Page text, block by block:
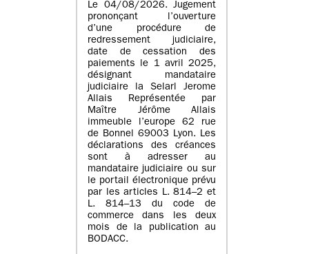
Le 04/08/2026. Jugement
prononçant l’ouverture
d’une procédure de
redressement judiciaire,
date de cessation des
paiements le 1 avril 2025,
désignant mandataire
judiciaire la Selarl Jerome
Allais Représentée par
Maître Jérôme Allais
immeuble l’europe 62 rue
de Bonnel 69003 Lyon. Les
déclarations des créances
sont à adresser au
mandataire judiciaire ou sur
le portail électronique prévu
par les articles L. 814–2 et
L. 814–13 du code de
commerce dans les deux
mois de la publication au
BODACC.